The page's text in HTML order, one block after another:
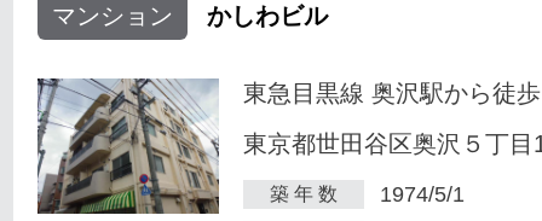
マンション かしわビル
東急目黒線 奥沢駅から徒
東京都世田谷区奥沢５丁目
築 年 数 1974/5/1